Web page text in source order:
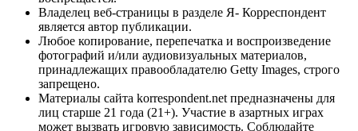
Владелец веб-страницы в разделе Я- Корреспондент
является автор публикации.
Любое копирование, перепечатка и воспроизведение
фотографий и/или аудиовизуальных материалов,
принадлежащих правообладателю Getty Images, строго
запрещено.
Материалы сайта korrespondent.net предназначены для
лиц старше 21 года (21+). Участие в азартных играх
может вызвать игровую зависимость. Соблюдайте